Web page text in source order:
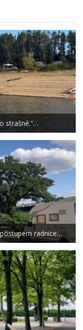
strašné.“…
radnice…